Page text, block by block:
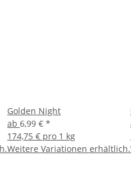
Golden Night
ab 6,99 € *
174,75 € pro 1 kg
Weitere Variationen erhältlich.